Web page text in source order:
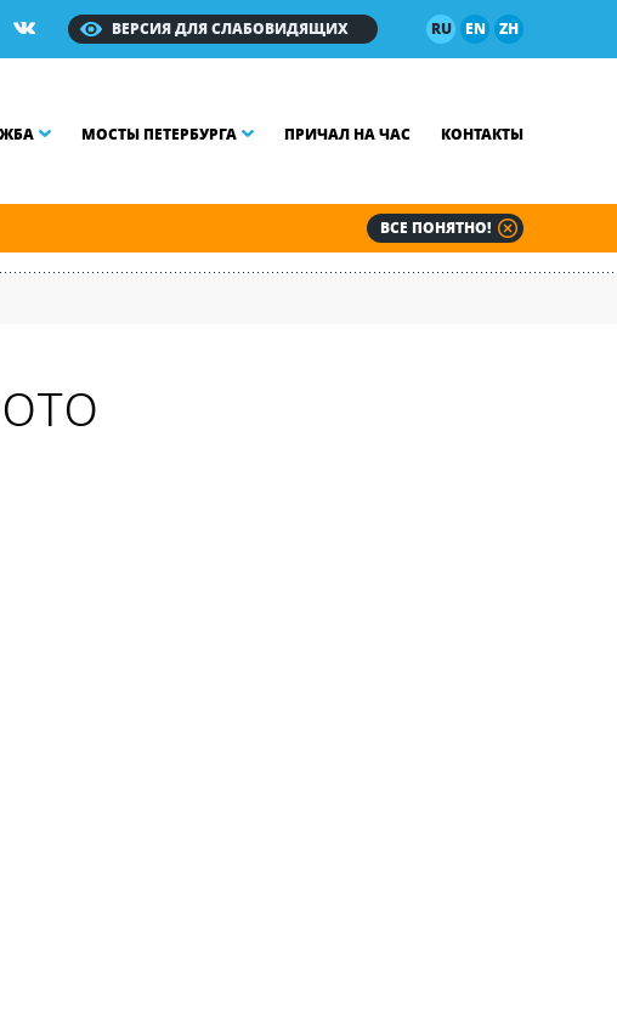
RU EN ZH
ВЕРСИЯ ДЛЯ СЛАБОВИДЯЩИХ
МОСТЫ ПЕТЕРБУРГА ПРИЧАЛ НА ЧАС КОНТАКТЫ
ВСЕ ПОНЯТНО!